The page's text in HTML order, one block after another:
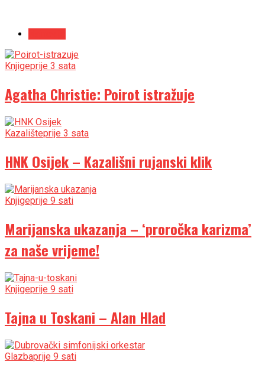
Knjigeprije 3 sata
Agatha Christie: Poirot istražuje
Kazališteprije 3 sata
HNK Osijek – Kazališni rujanski klik
Knjigeprije 9 sati
Marijanska ukazanja – ‘proročka karizma’
za naše vrijeme!
Knjigeprije 9 sati
Tajna u Toskani – Alan Hlad
Glazbaprije 9 sati